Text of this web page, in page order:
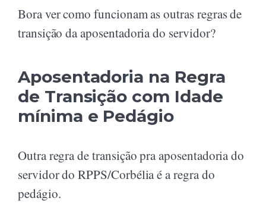
Bora ver como funcionam as outras regras de
transição da aposentadoria do servidor?
Aposentadoria na Regra
de Transição com Idade
mínima e Pedágio
Outra regra de transição pra aposentadoria do
servidor do RPPS/Corbélia é a regra do
pedágio.